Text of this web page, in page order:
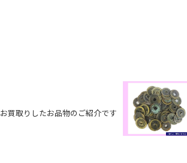
お買取りしたお品物のご紹介です